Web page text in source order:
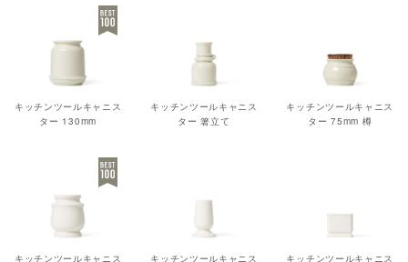
キッチンツールキャニス
ター 130mm
キッチンツールキャニス
ター 箸立て
キッチンツールキャニス
ター 75mm 樽
キッチンツールキャニス
キッチンツールキャニス
キッチンツールキャニス